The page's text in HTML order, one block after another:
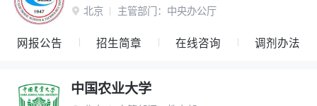
 北京 主管部门： 中央办公厅
网报公告 招生简章 在线咨询 调剂办法
中国农业大学